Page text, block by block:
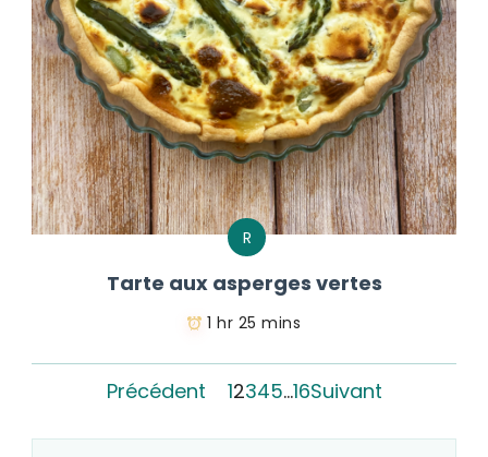
R
Tarte aux asperges vertes
1 hr 25 mins
Précédent 12345…16Suivant